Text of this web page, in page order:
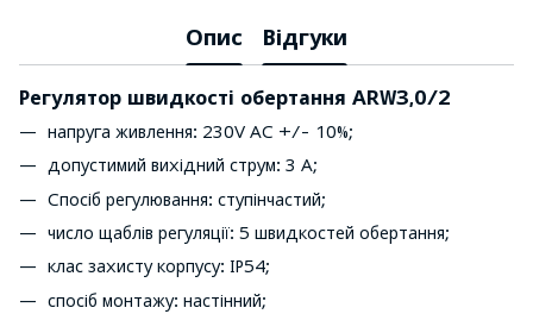
Опис Відгуки
Регулятор швидкості обертання ARW3,0/2
напруга живлення: 230V AC +/- 10%;
допустимий вихідний струм: 3 A;
Спосіб регулювання: ступінчастий;
число щаблів регуляції: 5 швидкостей обертання;
клас захисту корпусу: IP54;
спосіб монтажу: настінний;